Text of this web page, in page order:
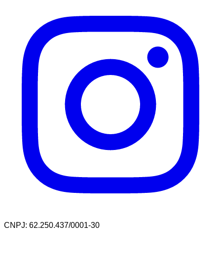
CNPJ: 62.250.437/0001-30